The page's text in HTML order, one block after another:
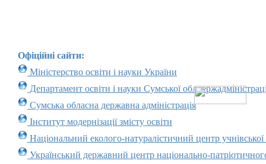
Офіційні сайти:
Міністерство освіти і науки України
Департамент освіти і науки Сумської
Сумська обласна державна адміністрація
Інститут модернізації змісту освіти
Національний еколого-натуралістичний центр учнівської
Український державний центр національно-